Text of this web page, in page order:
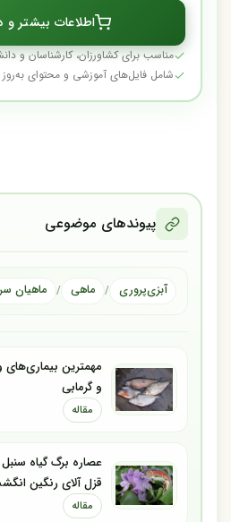
اطلاعات بیشتر و
مناسب برای کشاورزان، کارشناسان و
شامل فایل‌های آموزشی و محتوای به‌روز
پیوندهای موضوعی
آبزی‌پروری / ماهی / ماهیان
مهمترین
و گرمابی
مقاله
عصاره برگ گیاه
قزل آلای رنگین
مقاله